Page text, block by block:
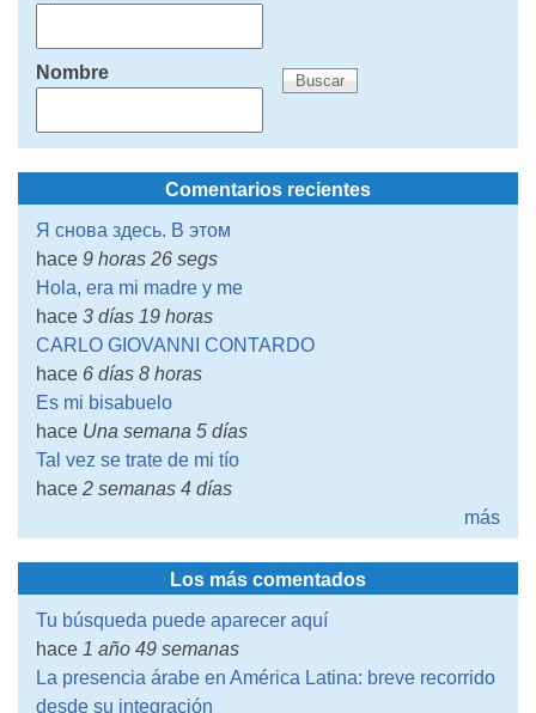
Nombre
Comentarios recientes
Я снова здесь. В этом
hace 9 horas 26 segs
Hola, era mi madre y me
hace 3 días 19 horas
CARLO GIOVANNI CONTARDO
hace 6 días 8 horas
Es mi bisabuelo
hace Una semana 5 días
Tal vez se trate de mi tío
hace 2 semanas 4 días
más
Los más comentados
Tu búsqueda puede aparecer aquí
hace 1 año 49 semanas
La presencia árabe en América Latina: breve recorrido
desde su integración